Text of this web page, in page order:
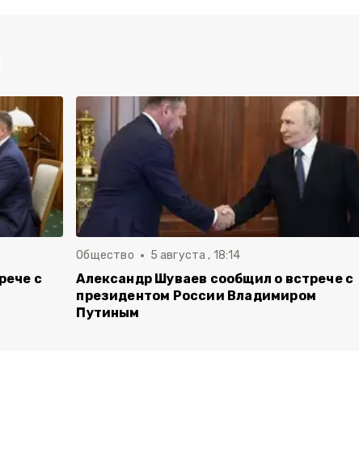
с
Общество 5 августа , 18:14
Александр Шуваев сообщил о встрече с
президентом России Владимиром
Путиным